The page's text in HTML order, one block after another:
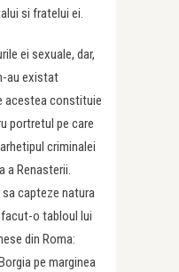
si fratelui ei.
ei sexuale, dar,
au existat
acestea constituie
portretul pe care
criminalei
a Renasterii.
capteze natura
o tabloul lui
din Roma:
pe marginea